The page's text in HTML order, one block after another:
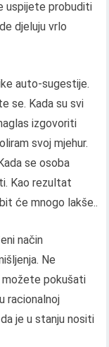
uspijete probuditi
djeluju vrlo
auto-sugestije.
se. Kada su svi
izgovoriti
svoj mjehur.
se osoba
Kao rezultat
će mnogo lakše..
način
Ne
možete pokušati
racionalnoj
je u stanju nositi